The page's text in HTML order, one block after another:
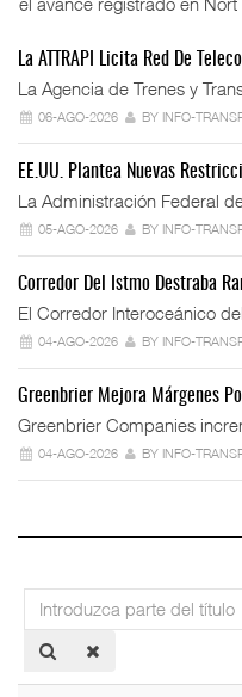
La ATTRAPI Licita Red De
La Agencia de Trenes y
06-AGO-2026 BY INFO-
EE.UU. Plantea Nuevas
La Administración Federal
05-AGO-2026 BY INFO-
Corredor Del Istmo Destraba
El Corredor Interoceánico
04-AGO-2026 BY INFO-
Greenbrier Mejora Márgenes
Greenbrier Companies
04-AGO-2026 BY INFO-
Introduzca
parte
del